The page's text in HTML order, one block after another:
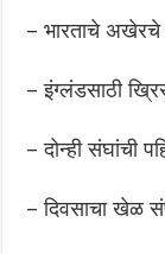
– भारताचे अखेरचे
– इंग्लंडसाठी
– दोन्ही संघांची
– दिवसाचा खेळ